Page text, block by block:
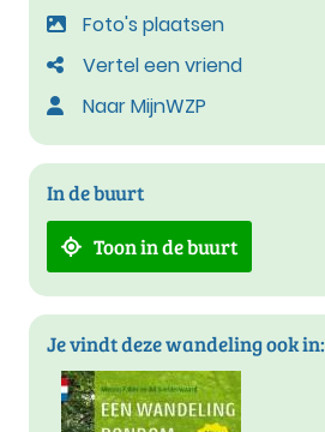
Foto's plaatsen
Vertel een vriend
Naar MijnWZP
In de buurt
Toon in de buurt
Je vindt deze wandeling ook in: